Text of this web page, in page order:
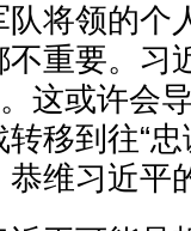
将领的个
重要。习
这或许会
移到往“
维习近平